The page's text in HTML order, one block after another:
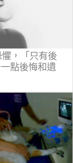
，「只有後
點後悔和遺